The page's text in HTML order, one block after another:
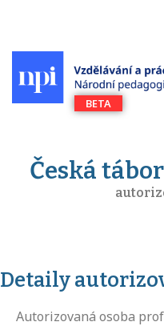
Česká
Detaily
Autorizovaná osoba